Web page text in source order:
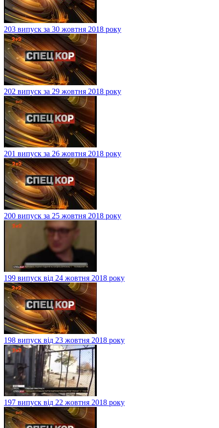
203 випуск за 30 жовтня 2018 року
202 випуск за 29 жовтня 2018 року
201 випуск за 26 жовтня 2018 року
200 випуск за 25 жовтня 2018 року
199 випуск від 24 жовтня 2018 року
198 випуск від 23 жовтня 2018 року
197 випуск від 22 жовтня 2018 року